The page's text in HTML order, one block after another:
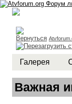
Галерея
Важная